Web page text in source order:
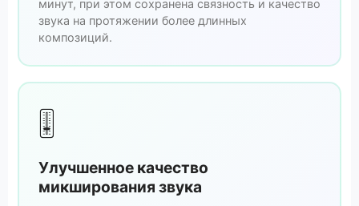
минут, при этом сохранена связность и качество
звука на протяжении более длинных
композиций.
🎚️
Улучшенное качество
микширования звука